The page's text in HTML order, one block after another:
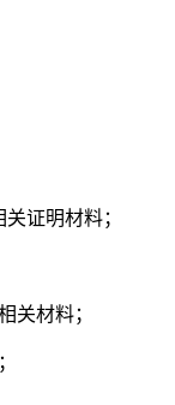
证明材料；
关材料；